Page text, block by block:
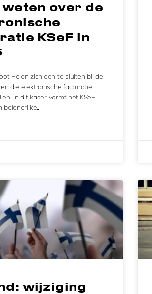
weten over de
KSeF in
Polen zich aan te sluiten bij de
die elektronische facturatie
In dit kader vormt het KSeF-
belangrijke…
wijziging